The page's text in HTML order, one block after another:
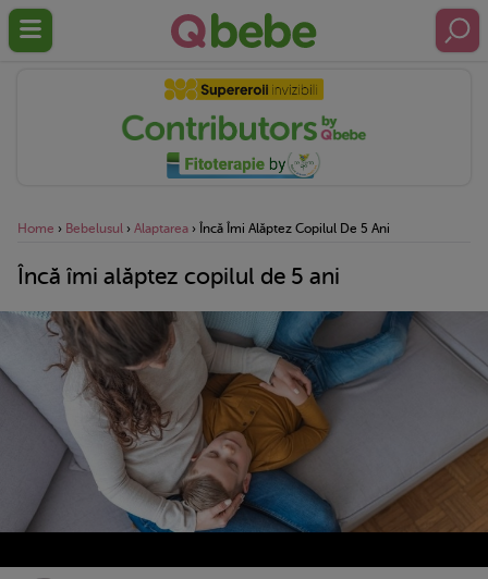
Home › Bebelusul › Alaptarea › Încă Îmi Alăptez Copilul De 5 Ani
Încă îmi alăptez copilul de 5 ani